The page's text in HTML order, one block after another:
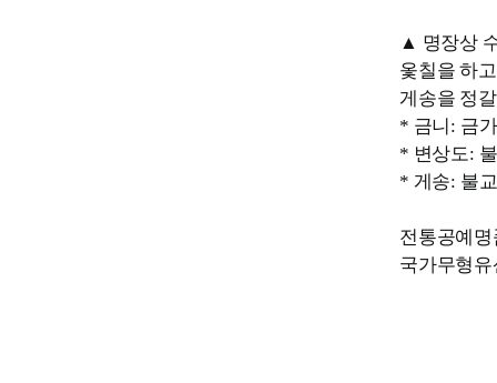
▲ 명장상
옻칠을 하
게송을 정
* 금니: 금
* 변상도:
* 게송: 불
전통공예
국가무형